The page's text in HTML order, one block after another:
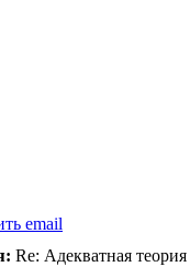
Re: Адекватная